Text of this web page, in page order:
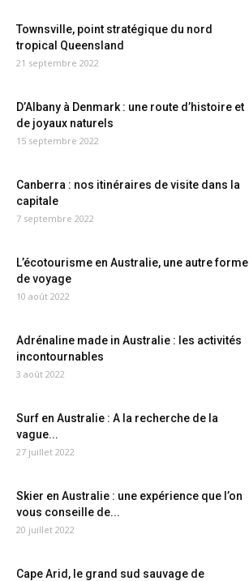
Townsville, point stratégique du nord
tropical Queensland
21 septembre 2022
D’Albany à Denmark : une route d’histoire et
de joyaux naturels
15 septembre 2022
Canberra : nos itinéraires de visite dans la
capitale
7 septembre 2022
L’écotourisme en Australie, une autre forme
de voyage
10 août 2022
Adrénaline made in Australie : les activités
incontournables
3 août 2022
Surf en Australie : A la recherche de la
vague...
27 juillet 2022
Skier en Australie : une expérience que l’on
vous conseille de...
20 juillet 2022
Cape Arid, le grand sud sauvage de